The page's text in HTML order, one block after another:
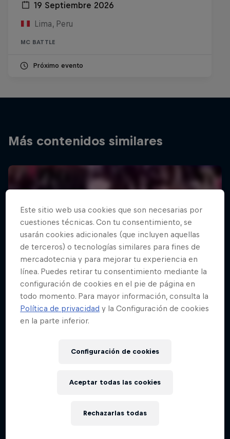
19 Septiembre 2026
Lima, Peru
MC BATTLE
Próximo evento
Más contenidos similares
Este sitio web usa cookies que son necesarias por
cuestiones técnicas. Con tu consentimiento, se
usarán cookies adicionales (que incluyen aquellas
de terceros) o tecnologías similares para fines de
mercadotecnia y para mejorar tu experiencia en
línea. Puedes retirar tu consentimiento mediante la
configuración de cookies en el pie de página en
todo momento. Para mayor información, consulta la
Política de privacidad y la Configuración de cookies
en la parte inferior.
Configuración de cookies
Rechazarlas todas
Aceptar todas las cookies